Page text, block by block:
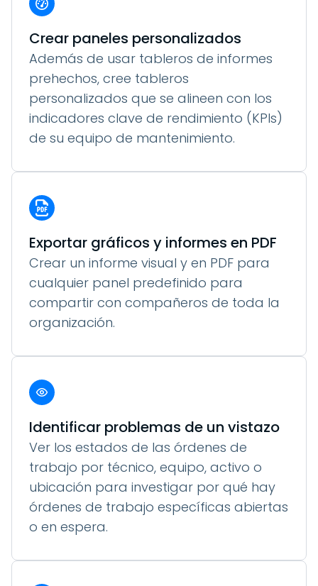
Crear paneles personalizados
Además de usar tableros de informes
prehechos, cree tableros
personalizados que se alineen con los
indicadores clave de rendimiento (KPIs)
de su equipo de mantenimiento.
Exportar gráficos y informes en PDF
Crear un informe visual y en PDF para
cualquier panel predefinido para
compartir con compañeros de toda la
organización.
Identificar problemas de un vistazo
Ver los estados de las órdenes de
trabajo por técnico, equipo, activo o
ubicación para investigar por qué hay
órdenes de trabajo específicas abiertas
o en espera.